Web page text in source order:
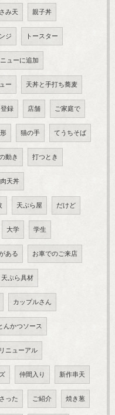
み天 親子丼
ジ トースター
ニューに追加
ー 天丼と手打ち蕎麦
登録 店舗 ご家庭で
猫の手 てうちそば
動き 打つとき
肉天丼
天ぷら屋 だけど
大学 学生
ある お車でのご来店
天ぷら具材
カップルさん
んかつソース
リニューアル
仲間入り 新作串天
った ご紹介 焼き葱